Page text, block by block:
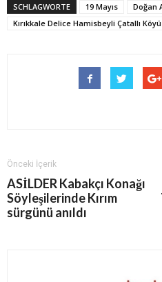
SCHLAGWORTE 19 Mayıs
Doğan
Kırıkkale Delice Hamisbeyli Çatallı Köyü
Önceki İçerik
ASİLDER Kabakçı Konağı
Söyleşilerinde Kırım
sürgünü anıldı